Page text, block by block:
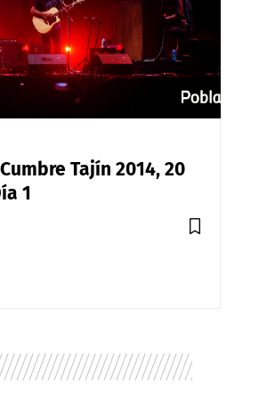
Tajín 2014, 20
1